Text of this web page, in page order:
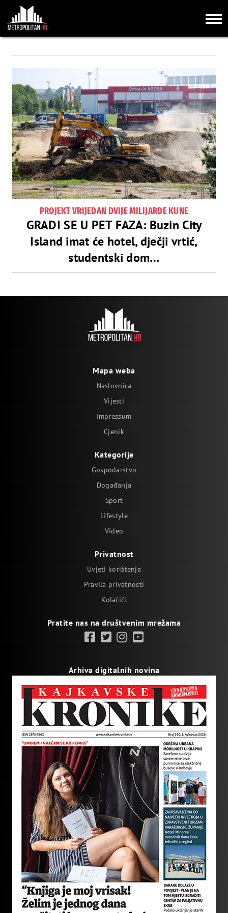
PROJEKT VRIJEDAN DVIJE MILIJARDE KUNE
GRADI SE U PET FAZA: Buzin City
Island imat će hotel, dječji vrtić,
studentski dom…
Mapa weba
Naslovnica
Vijesti
Impressum
Cjenik
Kategorije
Gospodarstvo
Događanja
Sport
Lifestyle
Video
Privatnost
Uvjeti korištenja
Pravila privatnosti
Kolačići
Pratite nas na društvenim mrežama
Arhiva digitalnih novina